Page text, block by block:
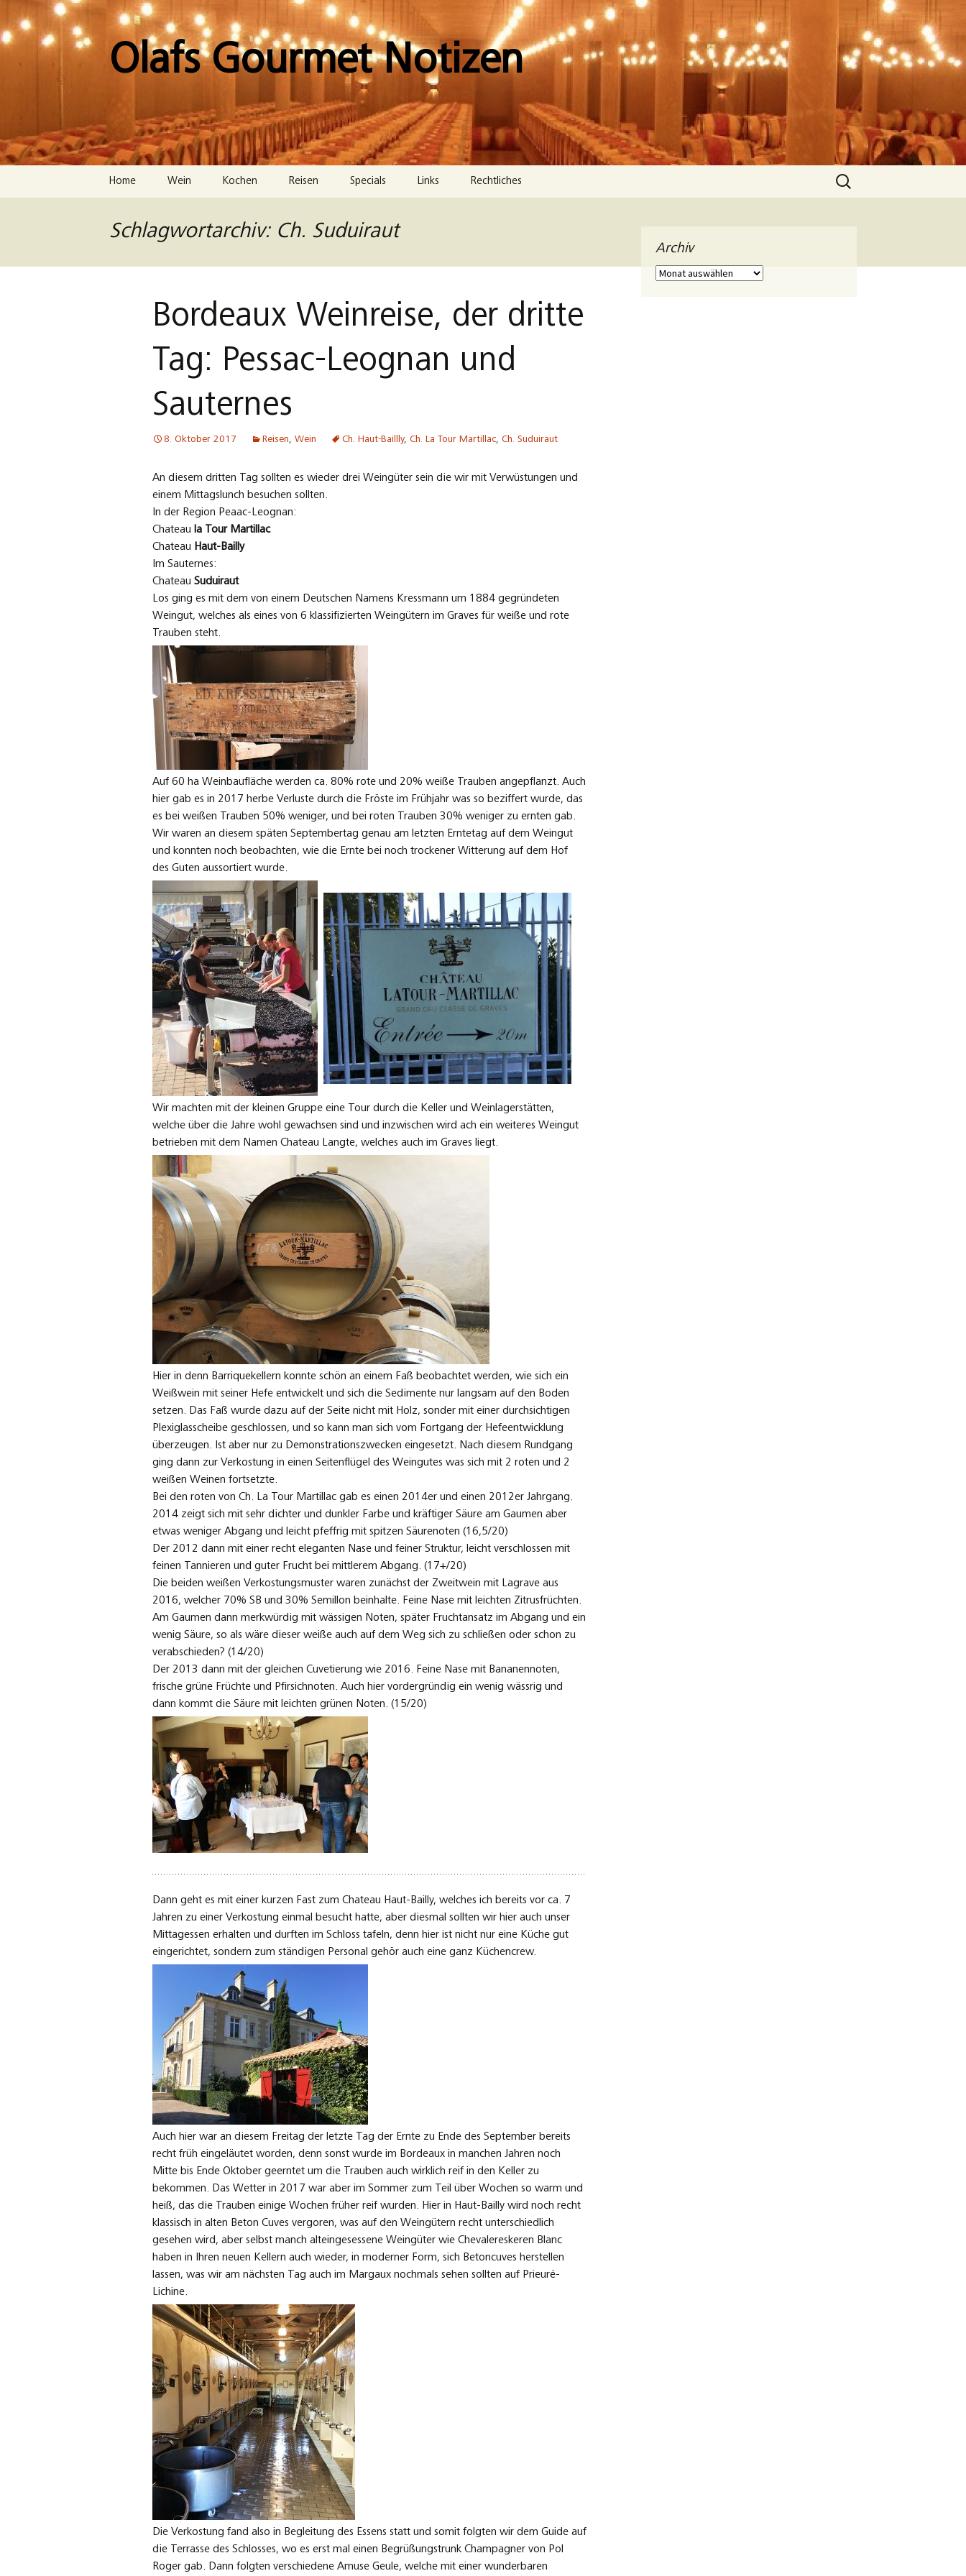
Inhalt
springen
Olafs Gourmet Notizen
Home Wein Kochen Reisen Specials Links Rechtliches
Suchen
nach:
Schlagwortarchiv: Ch. Suduiraut
Bordeaux Weinreise, der dritte
Tag: Pessac-Leognan und
Sauternes
8. Oktober 2017 Reisen, Wein Ch. Haut-Baillly, Ch. La Tour Martillac, Ch. Suduiraut
An diesem dritten Tag sollten es wieder drei Weingüter sein die wir mit Verwüstungen und
einem Mittagslunch besuchen sollten.
In der Region Peaac-Leognan:
Chateau la Tour Martillac
Chateau Haut-Bailly
Im Sauternes:
Chateau Suduiraut
Los ging es mit dem von einem Deutschen Namens Kressmann um 1884 gegründeten
Weingut, welches als eines von 6 klassifizierten Weingütern im Graves für weiße und rote
Trauben steht.
Auf 60 ha Weinbaufläche werden ca. 80% rote und 20% weiße Trauben angepflanzt. Auch
hier gab es in 2017 herbe Verluste durch die Fröste im Frühjahr was so beziffert wurde, das
es bei weißen Trauben 50% weniger, und bei roten Trauben 30% weniger zu ernten gab.
Wir waren an diesem späten Septembertag genau am letzten Erntetag auf dem Weingut
und konnten noch beobachten, wie die Ernte bei noch trockener Witterung auf dem Hof
des Guten aussortiert wurde.
Wir machten mit der kleinen Gruppe eine Tour durch die Keller und Weinlagerstätten,
welche über die Jahre wohl gewachsen sind und inzwischen wird ach ein weiteres Weingut
betrieben mit dem Namen Chateau Langte, welches auch im Graves liegt.
Hier in denn Barriquekellern konnte schön an einem Faß beobachtet werden, wie sich ein
Weißwein mit seiner Hefe entwickelt und sich die Sedimente nur langsam auf den Boden
setzen. Das Faß wurde dazu auf der Seite nicht mit Holz, sonder mit einer durchsichtigen
Plexiglasscheibe geschlossen, und so kann man sich vom Fortgang der Hefeentwicklung
überzeugen. Ist aber nur zu Demonstrationszwecken eingesetzt. Nach diesem Rundgang
ging dann zur Verkostung in einen Seitenflügel des Weingutes was sich mit 2 roten und 2
weißen Weinen fortsetzte.
Bei den roten von Ch. La Tour Martillac gab es einen 2014er und einen 2012er Jahrgang.
2014 zeigt sich mit sehr dichter und dunkler Farbe und kräftiger Säure am Gaumen aber
etwas weniger Abgang und leicht pfeffrig mit spitzen Säurenoten (16,5/20)
Der 2012 dann mit einer recht eleganten Nase und feiner Struktur, leicht verschlossen mit
feinen Tannieren und guter Frucht bei mittlerem Abgang. (17+/20)
Die beiden weißen Verkostungsmuster waren zunächst der Zweitwein mit Lagrave aus
2016, welcher 70% SB und 30% Semillon beinhalte. Feine Nase mit leichten Zitrusfrüchten.
Am Gaumen dann merkwürdig mit wässigen Noten, später Fruchtansatz im Abgang und ein
wenig Säure, so als wäre dieser weiße auch auf dem Weg sich zu schließen oder schon zu
verabschieden? (14/20)
Der 2013 dann mit der gleichen Cuvetierung wie 2016. Feine Nase mit Bananennoten,
frische grüne Früchte und Pfirsichnoten. Auch hier vordergründig ein wenig wässrig und
dann kommt die Säure mit leichten grünen Noten. (15/20)
Dann geht es mit einer kurzen Fast zum Chateau Haut-Bailly, welches ich bereits vor ca. 7
Jahren zu einer Verkostung einmal besucht hatte, aber diesmal sollten wir hier auch unser
Mittagessen erhalten und durften im Schloss tafeln, denn hier ist nicht nur eine Küche gut
eingerichtet, sondern zum ständigen Personal gehör auch eine ganz Küchencrew.
Auch hier war an diesem Freitag der letzte Tag der Ernte zu Ende des September bereits
recht früh eingeläutet worden, denn sonst wurde im Bordeaux in manchen Jahren noch
Mitte bis Ende Oktober geerntet um die Trauben auch wirklich reif in den Keller zu
bekommen. Das Wetter in 2017 war aber im Sommer zum Teil über Wochen so warm und
heiß, das die Trauben einige Wochen früher reif wurden. Hier in Haut-Bailly wird noch recht
klassisch in alten Beton Cuves vergoren, was auf den Weingütern recht unterschiedlich
gesehen wird, aber selbst manch alteingesessene Weingüter wie Chevalereskeren Blanc
haben in Ihren neuen Kellern auch wieder, in moderner Form, sich Betoncuves herstellen
lassen, was wir am nächsten Tag auch im Margaux nochmals sehen sollten auf Prieuré-
Lichine.
Die Verkostung fand also in Begleitung des Essens statt und somit folgten wir dem Guide auf
die Terrasse des Schlosses, wo es erst mal einen Begrüßungstrunk Champagner von Pol
Roger gab. Dann folgten verschiedene Amuse Geule, welche mit einer wunderbaren
Archiv
Archiv